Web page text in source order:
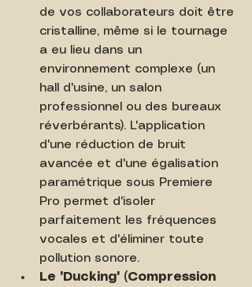
de vos collaborateurs doit être
cristalline, même si le tournage
a eu lieu dans un
environnement complexe (un
hall d'usine, un salon
professionnel ou des bureaux
réverbérants). L'application
d'une réduction de bruit
avancée et d'une égalisation
paramétrique sous Premiere
Pro permet d'isoler
parfaitement les fréquences
vocales et d'éliminer toute
pollution sonore.
Le "Ducking" (Compression